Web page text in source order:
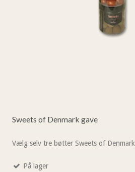
Sweets of Denmark gave
Vælg selv tre bøtter Sweets of Denmark
På lager